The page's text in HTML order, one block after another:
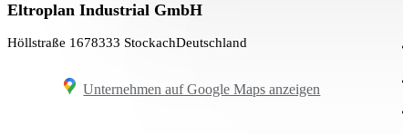
Eltroplan Industrial GmbH
Höllstraße 1678333 StockachDeutschland
Unternehmen auf Google Maps anzeigen